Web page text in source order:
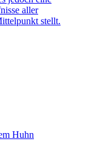
aller
stellt.